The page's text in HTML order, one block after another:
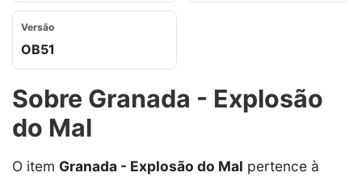
Versão
OB51
Sobre Granada - Explosão
do Mal
O item Granada - Explosão do Mal pertence à